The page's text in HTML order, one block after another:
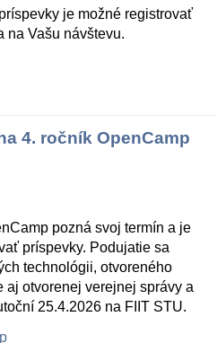
je možné registrovať
na Vašu návštevu.
4. ročník OpenCamp
pozná svoj termín a je
príspevky. Podujatie sa
technológii, otvoreného
aj otvorenej verejnej správy a
25.4.2026 na FIIT STU.